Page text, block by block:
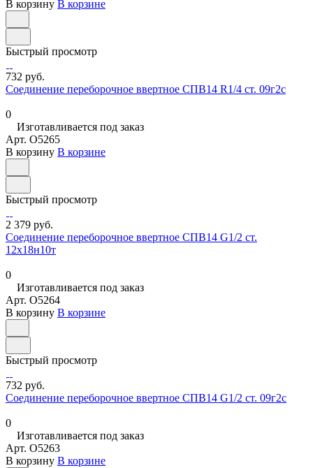
В корзину В корзине
Быстрый просмотр
732 руб.
Соединение переборочное ввертное СПВ14 R1/4 ст. 09г2с
0
Изготавливается под заказ
Арт. O5265
В корзину В корзине
Быстрый просмотр
2 379 руб.
Соединение переборочное ввертное СПВ14 G1/2 ст.
12х18н10т
0
Изготавливается под заказ
Арт. O5264
В корзину В корзине
Быстрый просмотр
732 руб.
Соединение переборочное ввертное СПВ14 G1/2 ст. 09г2с
0
Изготавливается под заказ
Арт. O5263
В корзину В корзине